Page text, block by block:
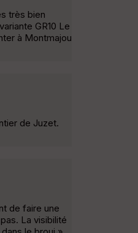
très bien
GR10 Le
à Montmajou
de Juzet.
de faire une
La visibilité